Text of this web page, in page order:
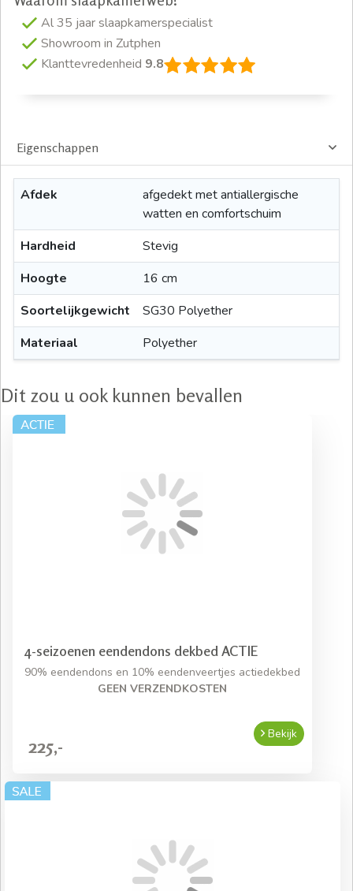
Al 35 jaar slaapkamerspecialist
Showroom in Zutphen
Klanttevredenheid 9.8
Eigenschappen
Afdek
afgedekt met antiallergische
watten en comfortschuim
Hardheid
Stevig
Hoogte
16 cm
Soortelijkgewicht
SG30 Polyether
Materiaal
Polyether
Dit zou u ook kunnen bevallen
4-seizoenen eendendons dekbed ACTIE
90% eendendons en 10% eendenveertjes actiedekbed
GEEN VERZENDKOSTEN
225,-
Bekijk